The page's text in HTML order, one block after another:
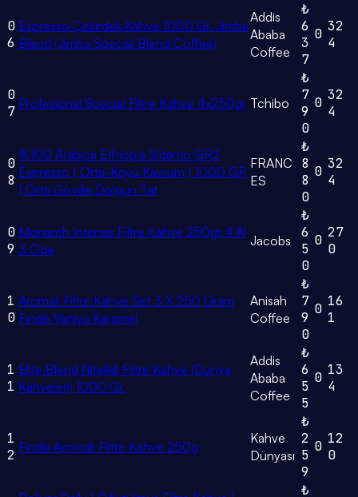
0
6
Espresso Çekirdek Kahve 1000 Gr. Jimba
Blend (Jimba Special Blend Coffee)
Addis
Ababa
Coffee
₺
6
3
7
0 32
4
0
7 Profesional Special Filtre Kahve 4x250gr Tchibo
₺
7
9
0
0 32
4
0
8
%100 Arabica Ethiopia Sidamo GR2
Espresso | Orta-Koyu Kavrum | 1000 GR
| Orta Gövde,Dolgun Tat
FRANC
ES
₺
8
8
0
0 32
4
0
9
Monarch Intense Filtre Kahve 250gr 4 Al
3 Öde
Jacobs
₺
6
5
0
0 27
0
1
0
Aromalı Filtre Kahve Set 3 X 250 Gram
Fındık Vaniya Karamel
Anisah
Coffee
₺
7
9
0
0 16
1
1
1
Elite Blend Nitelikli Filtre Kahve (Dünya
Kahveleri) 1000 Gr.
Addis
Ababa
Coffee
₺
6
5
5
0 13
4
1
2 Fındık Aromalı Filtre Kahve 250g
Kahve
Dünyası
₺
2
5
9
0 12
0
₺